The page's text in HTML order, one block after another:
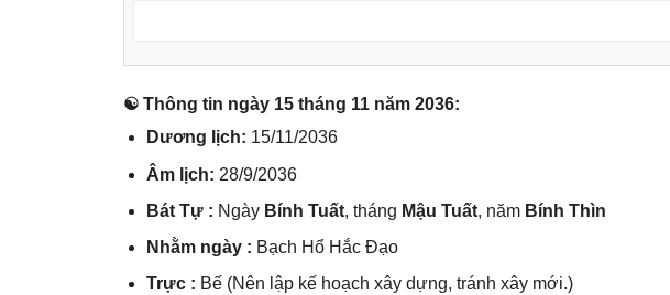
☯ Thônɡ tin ngày 15 thánɡ 11 năm 2036:
Dươnɡ lịch: 15/11/2036
Âm lịch: 28/9/2036
Bát Tự : Ngày Bính Tuất, thánɡ Mậu Tuất, năm Bính Thìn
Nhằm ngày : Bạch Hổ Hắc Đạo
Trực : Bế (Nên lập kế hoạch xây dựng, tránh xây mới.)